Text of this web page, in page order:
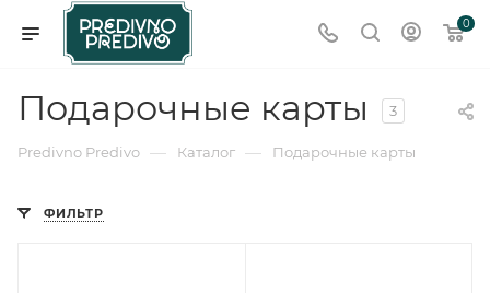
0
Подарочные карты 3
Predivno Predivo — Каталог — Подарочные карты
ФИЛЬТР